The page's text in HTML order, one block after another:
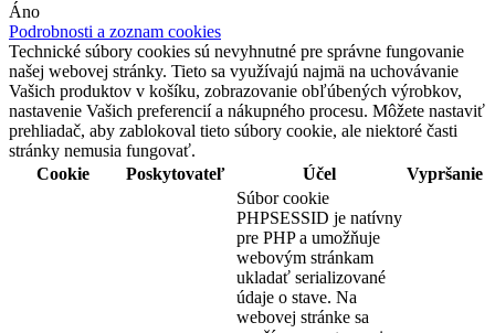
Áno
Podrobnosti a zoznam cookies
Technické súbory cookies sú nevyhnutné pre správne fungovanie
našej webovej stránky. Tieto sa využívajú najmä na uchovávanie
Vašich produktov v košíku, zobrazovanie obľúbených výrobkov,
nastavenie Vašich preferencií a nákupného procesu. Môžete nastaviť
prehliadač, aby zablokoval tieto súbory cookie, ale niektoré časti
stránky nemusia fungovať.
Cookie
Poskytovateľ Účel Vypršanie
Súbor cookie
PHPSESSID je natívny
pre PHP a umožňuje
webovým stránkam
ukladať serializované
údaje o stave. Na
webovej stránke sa